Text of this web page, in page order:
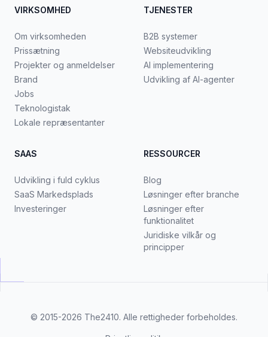
VIRKSOMHED
Om virksomheden
Prissætning
Projekter og anmeldelser
Brand
Jobs
Teknologistak
Lokale repræsentanter
TJENESTER
B2B systemer
Websiteudvikling
AI implementering
Udvikling af AI-agenter
SAAS
Udvikling i fuld cyklus
SaaS Markedsplads
Investeringer
RESSOURCER
Blog
Løsninger efter branche
Løsninger efter
funktionalitet
Juridiske vilkår og
principper
© 2015-2026 The2410. Alle rettigheder forbeholdes.